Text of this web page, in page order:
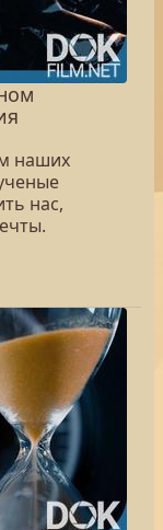
наших
наc,